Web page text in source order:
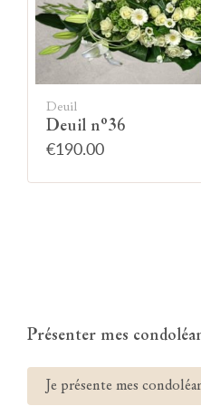
Deuil
Deuil n°36
€190.00
Présenter mes
Je présente mes